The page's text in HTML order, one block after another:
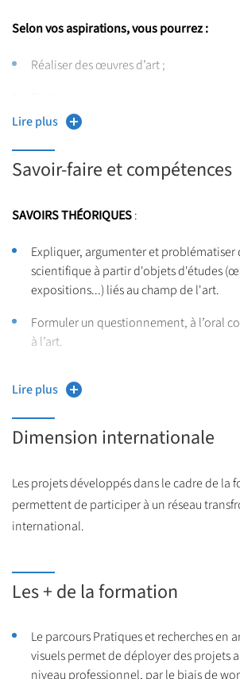
Selon vos aspirations, vous pourrez :
Réaliser des œuvres d’art ;
Assister des artistes dans la production
Proposer des conférences ;
Travailler l’image numérisée ;
Rédiger des articles dans le champ de
Les séminaires de recherche et les
(journées d’étude, colloques, cycles de
qui traversent le champ de l’art
Lire plus
Savoir-faire et compétences
SAVOIRS THÉORIQUES:
Expliquer, argumenter et problématiser
scientifique à partir d'objets d'études
expositions...) liés au champ de l'art.
Formuler un questionnement, à l’oral
à l’art.
Construire une démarche de création
Élaborer et décrire un processus de
Présenter un travail sur différents
Développer des compétences liées au
Comprendre un document spécialisé
étrangère.
Lire plus
Dimension internationale
Les projets développés dans le cadre de la
permettent de participer à un réseau
international.
Les + de la formation
Le parcours Pratiques et recherches en
visuels permet de déployer des projets
niveau professionnel, par le biais de